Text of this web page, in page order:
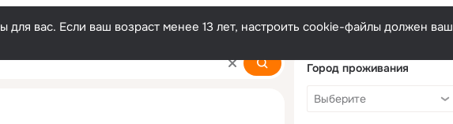
вас. Если ваш возраст менее 13 лет, настроить cookie-файлы должен ваш
Город проживания